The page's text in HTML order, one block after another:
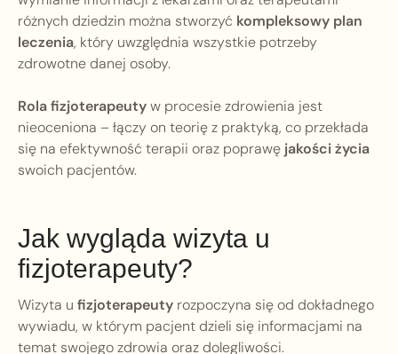
różnych dziedzin można stworzyć kompleksowy plan
leczenia, który uwzględnia wszystkie potrzeby
zdrowotne danej osoby.
Rola fizjoterapeutyw procesie zdrowienia jest
nieoceniona – łączy on teorię z praktyką, co przekłada
się na efektywność terapii oraz poprawę jakości życia
swoich pacjentów.
Jak wygląda wizyta u
fizjoterapeuty?
Wizyta u fizjoterapeuty rozpoczyna się od dokładnego
wywiadu, w którym pacjent dzieli się informacjami na
temat swojego zdrowia oraz dolegliwości.